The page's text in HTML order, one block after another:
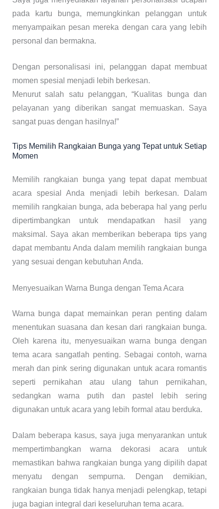
pada kartu bunga, memungkinkan pelanggan untuk
menyampaikan pesan mereka dengan cara yang lebih
personal dan bermakna.
Dengan personalisasi ini, pelanggan dapat membuat
momen spesial menjadi lebih berkesan.
Menurut salah satu pelanggan, “Kualitas bunga dan
pelayanan yang diberikan sangat memuaskan. Saya
sangat puas dengan hasilnya!”
Tips Memilih Rangkaian Bunga yang Tepat untuk Setiap
Momen
Memilih rangkaian bunga yang tepat dapat membuat
acara spesial Anda menjadi lebih berkesan. Dalam
memilih rangkaian bunga, ada beberapa hal yang perlu
dipertimbangkan untuk mendapatkan hasil yang
maksimal. Saya akan memberikan beberapa tips yang
dapat membantu Anda dalam memilih rangkaian bunga
yang sesuai dengan kebutuhan Anda.
Menyesuaikan Warna Bunga dengan Tema Acara
Warna bunga dapat memainkan peran penting dalam
menentukan suasana dan kesan dari rangkaian bunga.
Oleh karena itu, menyesuaikan warna bunga dengan
tema acara sangatlah penting. Sebagai contoh, warna
merah dan pink sering digunakan untuk acara romantis
seperti pernikahan atau ulang tahun pernikahan,
sedangkan warna putih dan pastel lebih sering
digunakan untuk acara yang lebih formal atau berduka.
Dalam beberapa kasus, saya juga menyarankan untuk
mempertimbangkan warna dekorasi acara untuk
memastikan bahwa rangkaian bunga yang dipilih dapat
menyatu dengan sempurna. Dengan demikian,
rangkaian bunga tidak hanya menjadi pelengkap, tetapi
juga bagian integral dari keseluruhan tema acara.